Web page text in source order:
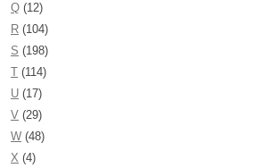
Q (12)
R (104)
S (198)
T (114)
U (17)
V (29)
W (48)
X (4)